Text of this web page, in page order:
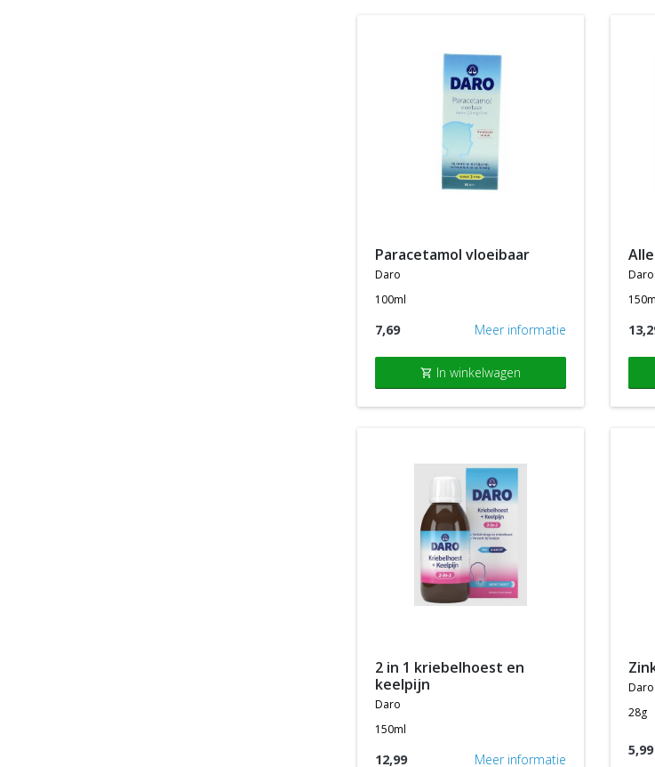
paracetamol vloeibaar
daro
100ml
7,69 Meer informatie
shopping_cart In winkelwagen
daro
2 in 1 kriebelhoest en
keelpijn
daro
150ml
12,99 Meer informatie
daro
28g
5,99